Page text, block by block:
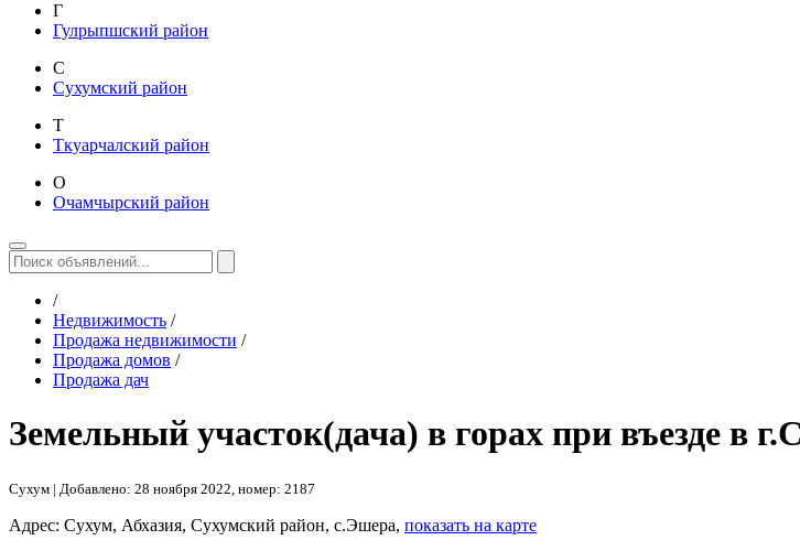
Г
Гулрыпшский район
С
Сухумский район
Т
Ткуарчалский район
О
Очамчырский район
/
Недвижимость /
Продажа недвижимости /
Продажа домов /
Продажа дач
Земельный участок(дача) в горах при въезде в
Сухум | Добавлено: 28 ноября 2022, номер: 2187
Адрес: Сухум, Абхазия, Сухумский район, с.Эшера, показать на карте